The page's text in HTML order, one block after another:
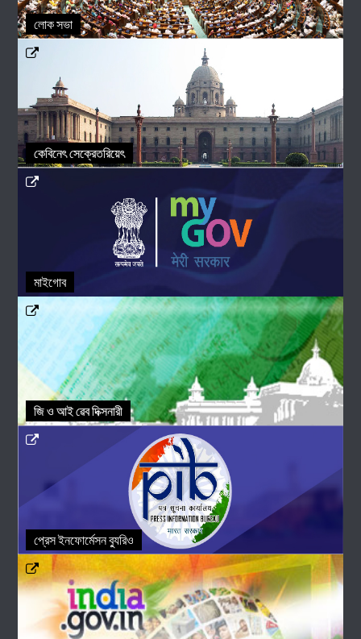
লোক সভা
কেবিনেৎ সেক্রেতরিয়েৎ
মাইগোব
জি ও আই ৱেব দিক্সনারী
প্রেস ইনফোর্মেসন ব্যুরিও